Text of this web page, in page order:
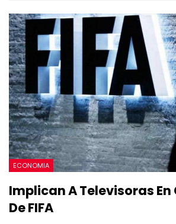
ECONOMIA
Implican A Televisoras
De FIFA